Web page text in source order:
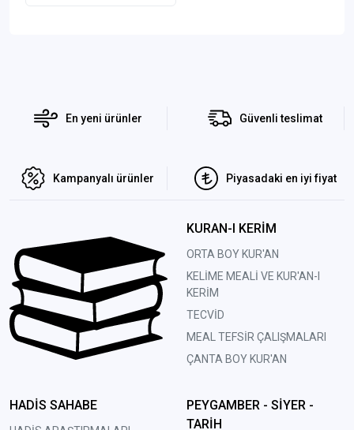
En yeni ürünler Güvenli teslimat
Kampanyalı ürünler Piyasadaki en iyi fiyat
KURAN-I KERİM
ORTA BOY KUR'AN
KELİME MEALİ VE KUR'AN-I
KERİM
TECVİD
MEAL TEFSİR ÇALIŞMALARI
ÇANTA BOY KUR'AN
HADİS SAHABE
PEYGAMBER - SİYER -
TARİH